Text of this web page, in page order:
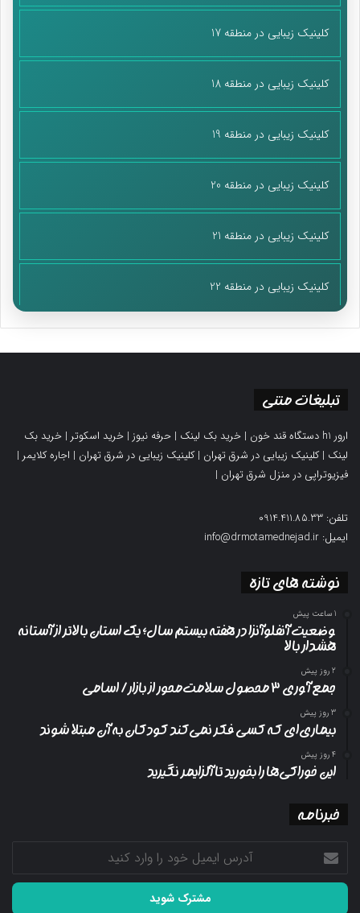
کلینیک زیبایی در منطقه 17
کلینیک زیبایی در منطقه 18
کلینیک زیبایی در منطقه 19
کلینیک زیبایی در منطقه 20
کلینیک زیبایی در منطقه 21
کلینیک زیبایی در منطقه 22
تبلیغات متنی
ارور h1 دستگاه قند خون | خرید بک لینک | حرفه نیوز | خرید اسکوتر | خرید بک
لینک |کلینیک زیبایی در شرق تهران |کلینیک زیبایی در شرق تهران | اجاره کلایمر |
فیزیوتراپی در منزل شرق تهران |
تلفن: 0914.411.85.33
ایمیل: info@drmotamednejad.ir
نوشته های تازه
1 ساعت پیش
وضعیت آنفلوآنزا در هفته بیستم سال؛ یک استان بالاتر از آستانه
هشدار بالا
2 روز پیش
جمع آوری ۳ محصول سلامت‌محور از بازار/ اسامی
3 روز پیش
بیماری‌ای که کسی فکر نمی‌کند کودکان به آن مبتلا شوند
4 روز پیش
این خوراکی‌ها را بخورید تا آلزایمر نگیرید
خبرنامه
آدرس
ایمیل
خود